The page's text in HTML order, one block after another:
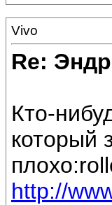
Vivo
Re:
Кто-
который
http://